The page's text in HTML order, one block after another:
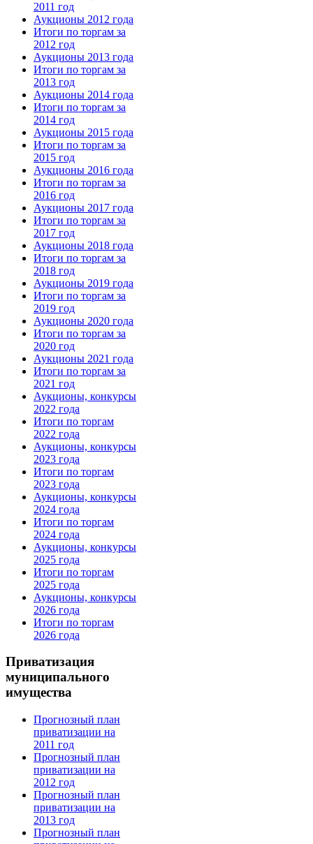
2011 год
Аукционы 2012 года
Итоги по торгам за
2012 год
Аукционы 2013 года
Итоги по торгам за
2013 год
Аукционы 2014 года
Итоги по торгам за
2014 год
Аукционы 2015 года
Итоги по торгам за
2015 год
Аукционы 2016 года
Итоги по торгам за
2016 год
Аукционы 2017 года
Итоги по торгам за
2017 год
Аукционы 2018 года
Итоги по торгам за
2018 год
Аукционы 2019 года
Итоги по торгам за
2019 год
Аукционы 2020 года
Итоги по торгам за
2020 год
Аукционы 2021 года
Итоги по торгам за
2021 год
Аукционы, конкурсы
2022 года
Итоги по торгам
2022 года
Аукционы, конкурсы
2023 года
Итоги по торгам
2023 года
Аукционы, конкурсы
2024 года
Итоги по торгам
2024 года
Аукционы, конкурсы
2025 года
Итоги по торгам
2025 года
Аукционы, конкурсы
2026 года
Итоги по торгам
2026 года
Приватизация
муниципального
имущества
Прогнозный план
приватизации на
2011 год
Прогнозный план
приватизации на
2012 год
Прогнозный план
приватизации на
2013 год
Прогнозный план